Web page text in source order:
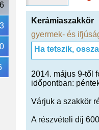
Kerámiaszakkör
gyermek- és
Ha tetszik,
2014. május 9-től
időpontban:
Várjuk a szakkör
A részvételi díj